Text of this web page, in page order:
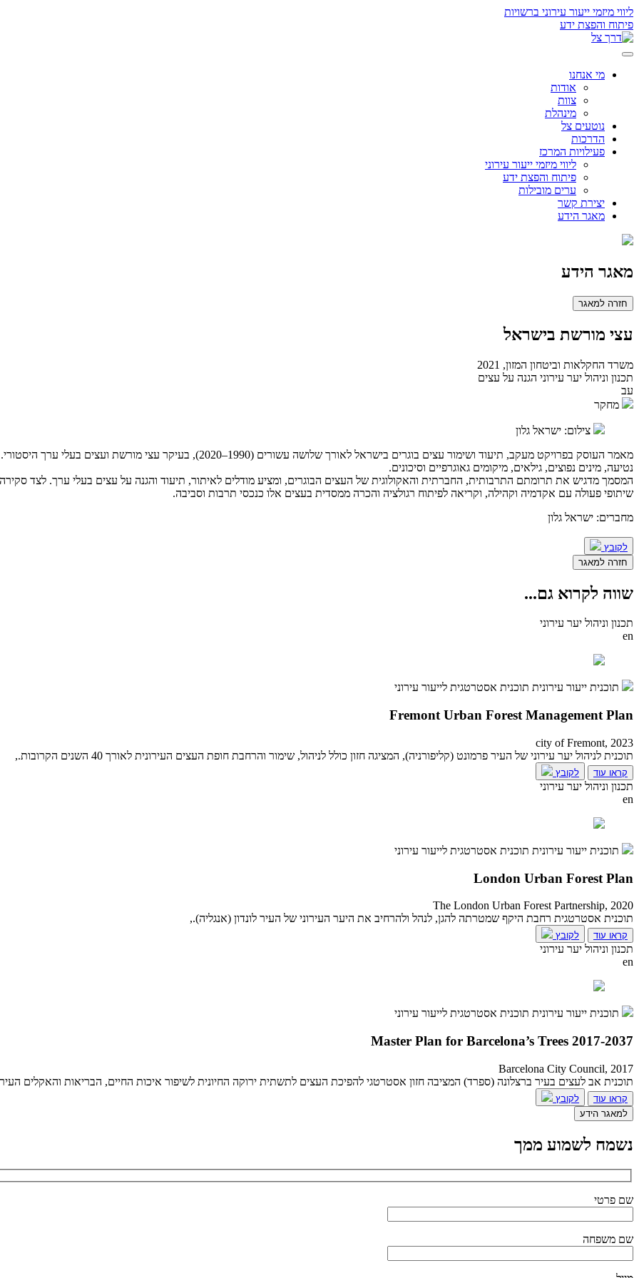
ליווי מיזמי ייעור עירוני ברשויות
פיתוח והפצת ידע
מי אנחנו
אודות
צוות
מינהלת
נוטעים צל
הדרכות
פעילויות המרכז
ליווי מיזמי ייעור עירוני
פיתוח והפצת ידע
ערים מובילות
יצירת קשר
מאגר הידע
מאגר הידע
חזרה למאגר
עצי מורשת בישראל
משרד החקלאות וביטחון המזון, 2021
תכנון וניהול יער עירוני הגנה על עצים
עב
מחקר
צילום: ישראל גלון
מאמר העוסק בפרויקט מעקב, תיעוד ושימור עצים בוגרים בישראל לאורך שלושה
נטיעה, מינים נפוצים, גילאים, מיקומים גאוגרפיים וסיכונים.
המסמך מדגיש את תרומתם התרבותית, החברתית והאקולוגית של העצים הבוגרים, ומציע מודלים לאיתור, תיעוד והגנה על עצים בעלי ערך. לצד סקירה
שיתופי פעולה עם אקדמיה וקהילה, וקריאה לפיתוח רגולציה והכרה ממסדית בעצים אלו כנכסי תרבות וסביבה.
מחברים: ישראל גלון
לקובץ
חזרה למאגר
שווה לקרוא גם...
תכנון וניהול יער עירוני
en
תוכנית ייעור עירונית תוכנית אסטרטגית לייעור עירוני
Fremont Urban Forest Management Plan
city of Fremont, 2023
תוכנית לניהול יער עירוני של העיר פרמונט (קליפורניה), המציגה חזון כולל לניהול, שימור והרחבת חופת העצים העירונית לאורך 40 השנים הקרובות.,
קראו עוד לקובץ
תכנון וניהול יער עירוני
en
תוכנית ייעור עירונית תוכנית אסטרטגית לייעור עירוני
London Urban Forest Plan
The London Urban Forest Partnership, 2020
תוכנית אסטרטגית רחבת היקף שמטרתה להגן, לנהל ולהרחיב את היער העירוני של העיר לונדון (אנגליה).,
קראו עוד לקובץ
תכנון וניהול יער עירוני
en
תוכנית ייעור עירונית תוכנית אסטרטגית לייעור עירוני
Master Plan for Barcelona’s Trees 2017-2037
Barcelona City Council, 2017
תוכנית אב לעצים בעיר ברצלונה (ספרד) המציבה חזון אסטרטגי להפיכת העצים לתשתית ירוקה החיונית לשיפור איכות החיים, הבריאות והאקלים
קראו עוד
לקובץ
למאגר הידע
נשמח לשמוע ממך
שם פרטי
שם משפחה